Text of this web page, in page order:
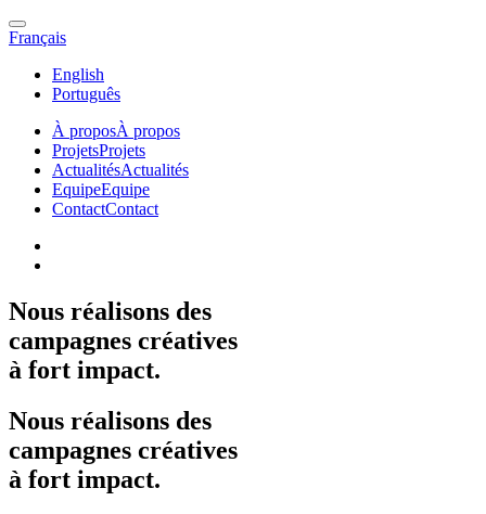
Français
English
Português
À proposÀ propos
ProjetsProjets
ActualitésActualités
EquipeEquipe
ContactContact
Nous réalisons des
campagnes créatives
à fort impact.
Nous réalisons des
campagnes créatives
à fort impact.